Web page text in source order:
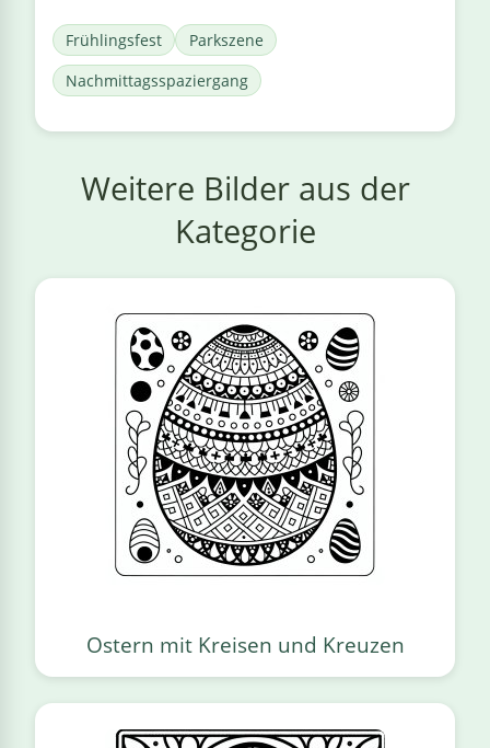
Frühlingsfest
Parkszene
Nachmittagsspaziergang
Weitere Bilder aus der
Kategorie
Ostern mit Kreisen und Kreuzen